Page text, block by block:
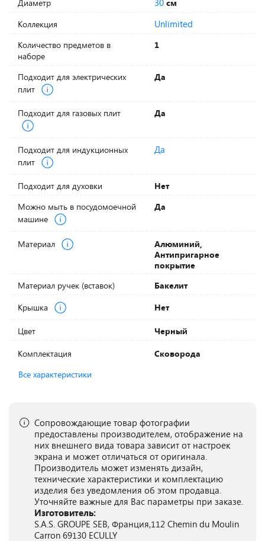
Диаметр 30 см
Коллекция
Unlimited
Количество предметов в
наборе
1
Подходит для электрических
плит
Да
Подходит для газовых плит Да
Подходит для индукционных
плит
Да
Подходит для духовки
Нет
Можно мыть в посудомоечной
машине
Да
Материал
Алюминий,
Антипригарное
покрытие
Материал ручек (вставок)
Бакелит
Крышка
Нет
Цвет
Черный
Комплектация
Сковорода
Все характеристики
Сопровождающие товар фотографии
предоставлены производителем, отображение на
них внешнего вида товара зависит от настроек
экрана и может отличаться от оригинала.
Производитель может изменять дизайн,
технические характеристики и комплектацию
изделия без уведомления об этом продавца.
Уточняйте важные для Вас параметры при заказе.
Изготовитель:
S.A.S. GROUPE SEB, Франция,112 Chemin du Moulin
Carron 69130 ECULLY